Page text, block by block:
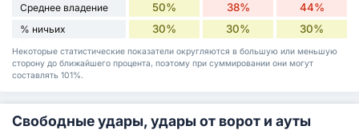
Среднее владение 50% 38% 44%
% ничьих 30% 30% 30%
Некоторые статистические показатели округляются в большую или меньшую
сторону до ближайшего процента, поэтому при суммировании они могут
составлять 101%.
Свободные удары, удары от ворот и ауты